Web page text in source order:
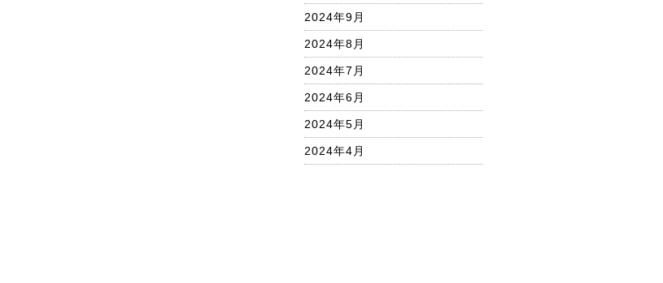
2024年9月
2024年8月
2024年7月
2024年6月
2024年5月
2024年4月